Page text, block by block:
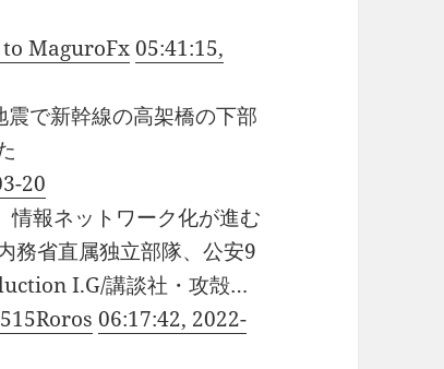
MaguroFx 05:41:15,
で新幹線の高架橋の下部
20
報ネットワーク化が進む
務省直属独立部隊、公安9
I.G/講談社・攻殻…
06:17:42, 2022-